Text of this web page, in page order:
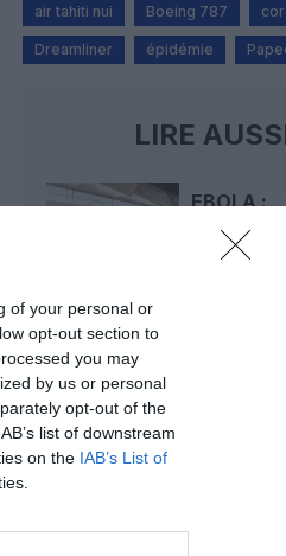
of your personal or
opt-out section to
you may
by us or personal
opt-out of the
list of downstream
on the IAB’s List of
air tahiti nui Boeing 787
Dreamliner épidémie
LIRE
EBOLA :
PRESSE
DE
LES